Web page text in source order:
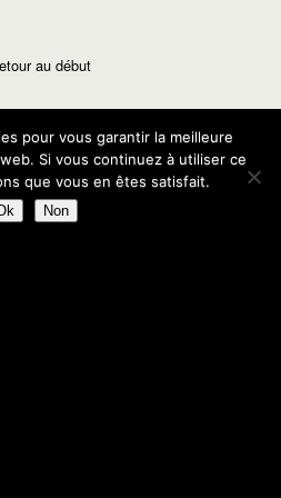
au début
pour vous garantir la meilleure
Si vous continuez à utiliser ce
que vous en êtes satisfait.
Non